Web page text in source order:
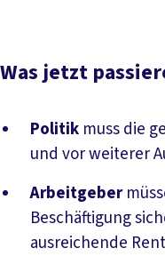
Was jetzt
Politik muss die
und vor weiterer
Arbeitgeber
Beschäftigung
ausreichende